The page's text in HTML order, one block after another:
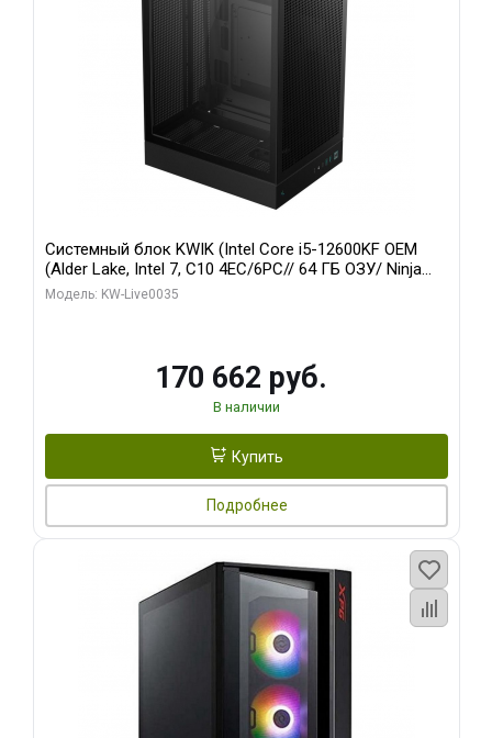
Системный блок KWIK (Intel Core i5-12600KF OEM
(Alder Lake, Intel 7, C10 4EC/6PC// 64 ГБ ОЗУ/ Ninja
Sinotex GTX1650 4GB 128bit GDDR6 DVI DP HDMI 2/
Модель: KW-Live0035
170 662 руб.
В наличии
Купить
Подробнее